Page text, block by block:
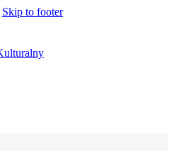
Skip to footer